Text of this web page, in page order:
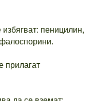
пеницилин,
прилагат